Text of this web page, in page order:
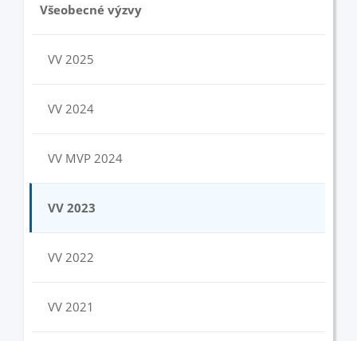
Všeobecné výzvy
VV 2025
VV 2024
VV MVP 2024
VV 2023
VV 2022
VV 2021